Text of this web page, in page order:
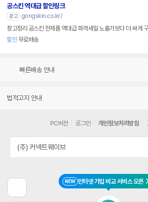
NEW 인터넷 가입 비교 서비스 오픈
공스킨 역대급 할인링크
광고
gongskin.co.kr/
창고정리 공스킨 전제품 역대급 파격세일 노출가보다 더 싸게
할인 무료배송
빠른배송 안내
법적고지 안내
전
PC버전 로그인 개인정보처리방침
(주) 커넥트웨이브